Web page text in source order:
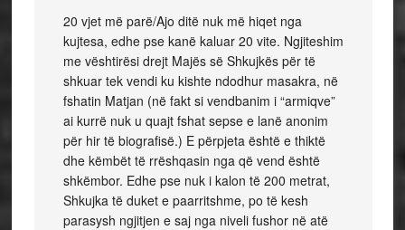
20 vjet më parë/Ajo ditë nuk më hiqet nga
kujtesa, edhe pse kanë kaluar 20 vite. Ngjiteshim
me vështirësi drejt Majës së Shkujkës për të
shkuar tek vendi ku kishte ndodhur masakra, në
fshatin Matjan (në fakt si vendbanim i “armiqve”
ai kurrë nuk u quajt fshat sepse e lanë anonim
për hir të biografisë.) E përpjeta është e thiktë
dhe këmbët të rrëshqasin nga që vend është
shkëmbor. Edhe pse nuk i kalon të 200 metrat,
Shkujka të duket e paarritshme, po të kesh
parasysh ngjitjen e saj nga niveli fushor në atë